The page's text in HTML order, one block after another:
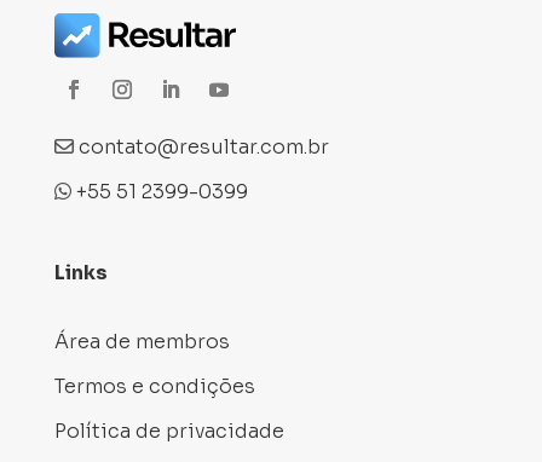
contato@resultar.com.br
+55 51 2399-0399
Links
Área de membros
Termos e condições
Política de privacidade